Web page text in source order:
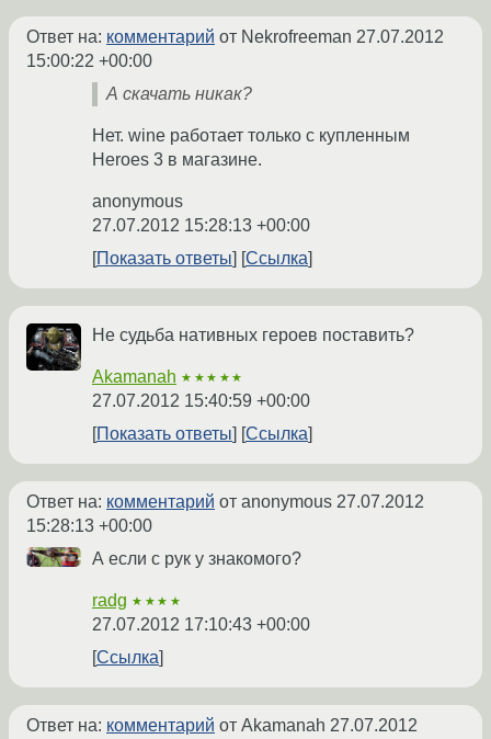
Ответ на: комментарий от Nekrofreeman 27.07.2012
15:00:22 +00:00
А скачать никак?
Нет. wine работает только с купленным
Heroes 3 в магазине.
anonymous
27.07.2012 15:28:13 +00:00
Показать ответы
Ссылка
Не судьба нативных героев поставить?
Akamanah ★★★★★
27.07.2012 15:40:59 +00:00
Показать ответы
Ссылка
Ответ на: комментарий от anonymous 27.07.2012
15:28:13 +00:00
А если с рук у знакомого?
radg ★★★★
27.07.2012 17:10:43 +00:00
Ссылка
Ответ на: комментарий от Akamanah 27.07.2012